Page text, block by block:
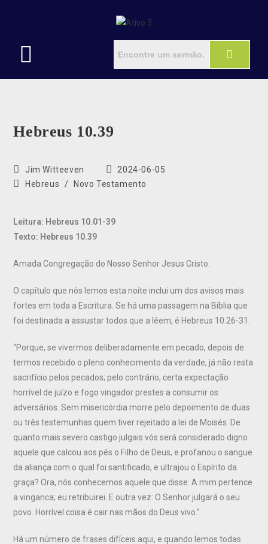
Hebreus 10.39
Jim Witteeven
2024-06-05
Hebreus
/ Novo Testamento
Leitura: Hebreus 10.01-39
Texto: Hebreus 10.39
Amada Congregação do Nosso Senhor Jesus Cristo:
O capítulo que nós lemos esta noite inclui um dos avisos mais
fortes em toda a Escritura. Se há uma passagem na Bíblia que
foi destinada a assustar todos que a lêem, é Hebreus 10.26-31:
“Porque, se vivermos deliberadamente em pecado, depois de
termos recebido o pleno conhecimento da verdade, já não resta
sacrifício pelos pecados; pelo contrário, certa expectação
horrível de juízo e fogo vingador prestes a consumir os
adversários. Sem misericórdia morre pelo depoimento de duas
ou três testemunhas quem tiver rejeitado a lei de Moisés. De
quanto mais severo castigo julgais vós será considerado digno
aquele que calcou aos pés o Filho de Deus, e profanou o sangue
da aliança com o qual foi santificado, e ultrajou o Espírito da
graça? Ora, nós conhecemos aquele que disse: A mim pertence
a vinganca; eu retribuirei. E outra vez: O Senhor julgará o seu
povo. Horrível coisa é cair nas mãos do Deus vivo.”
Há um número de frases difíceis aqui, e quando lemos todas